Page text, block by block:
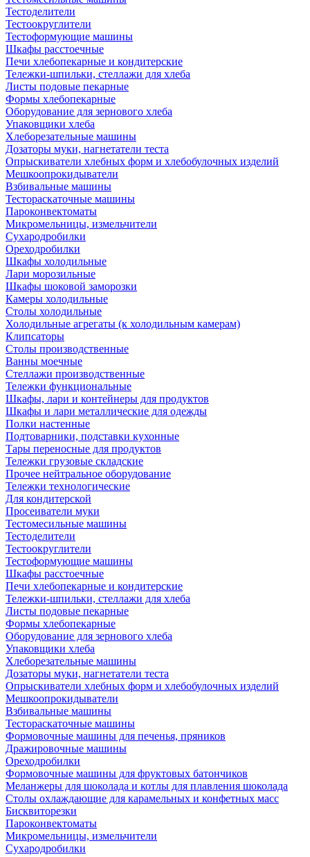
Тестоделители
Тестоокруглители
Тестоформующие машины
Шкафы расстоечные
Печи хлебопекарные и кондитерские
Тележки-шпильки, стеллажи для хлеба
Листы подовые пекарные
Формы хлебопекарные
Оборудование для зернового хлеба
Упаковщики хлеба
Хлеборезательные машины
Дозаторы муки, нагнетатели теста
Опрыскиватели хлебных форм и хлебобулочных изделий
Мешкоопрокидыватели
Взбивальные машины
Тестораскаточные машины
Пароконвектоматы
Микромельницы, измельчители
Сухародробилки
Ореходробилки
Шкафы холодильные
Лари морозильные
Шкафы шоковой заморозки
Камеры холодильные
Столы холодильные
Холодильные агрегаты (к холодильным камерам)
Клипсаторы
Столы производственные
Ванны моечные
Стеллажи производственные
Тележки функциональные
Шкафы, лари и контейнеры для продуктов
Шкафы и лари металлические для одежды
Полки настенные
Подтоварники, подставки кухонные
Тары переносные для продуктов
Тележки грузовые складские
Прочее нейтральное оборудование
Тележки технологические
Для кондитерской
Просеиватели муки
Тестомесильные машины
Тестоделители
Тестоокруглители
Тестоформующие машины
Шкафы расстоечные
Печи хлебопекарные и кондитерские
Тележки-шпильки, стеллажи для хлеба
Листы подовые пекарные
Формы хлебопекарные
Оборудование для зернового хлеба
Упаковщики хлеба
Хлеборезательные машины
Дозаторы муки, нагнетатели теста
Опрыскиватели хлебных форм и хлебобулочных изделий
Мешкоопрокидыватели
Взбивальные машины
Тестораскаточные машины
Формовочные машины для печенья, пряников
Дражировочные машины
Ореходробилки
Формовочные машины для фруктовых батончиков
Меланжеры для шоколада и котлы для плавления шоколада
Столы охлаждающие для карамельных и конфетных масс
Бисквиторезки
Пароконвектоматы
Микромельницы, измельчители
Сухародробилки